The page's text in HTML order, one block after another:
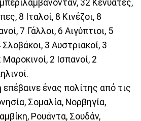
32 Κενυάτες,
8 Ιταλοί, 8 Κινέζοι, 8
7 Γάλλοι, 6 Αιγύπτιοι, 5
Σλοβάκοι, 3 Αυστριακοί, 3
2 Ισπανοί, 2
ένας πολίτης από τις
Σομαλία, Νορβηγία,
Ρουάντα, Σουδάν,